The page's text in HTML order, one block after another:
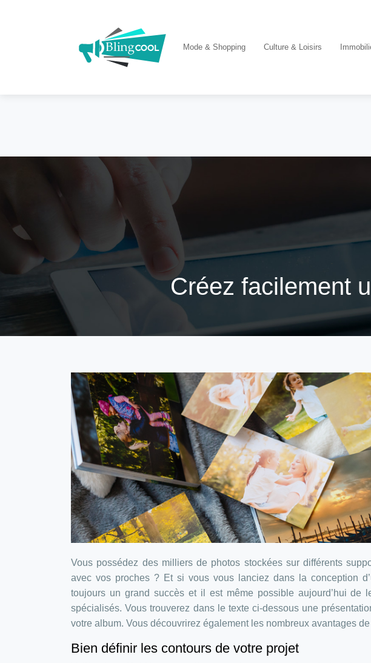
Mode & Shopping Culture & Loisirs
Créez facilement
Vous possédez des milliers de photos stockées sur différents
avec vos proches ? Et si vous vous lanciez dans la conception
toujours un grand succès et il est même possible aujourd’hui de
spécialisés. Vous trouverez dans le texte ci-dessous une
votre album. Vous découvrirez également les nombreux avantages
Bien définir les contours de votre projet